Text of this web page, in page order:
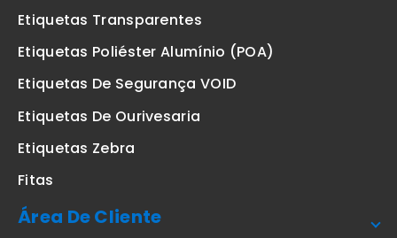
Etiquetas Transparentes
Etiquetas Poliéster Alumínio (POA)
Etiquetas De Segurança VOID
Etiquetas De Ourivesaria
Etiquetas Zebra
Fitas
Área De Cliente